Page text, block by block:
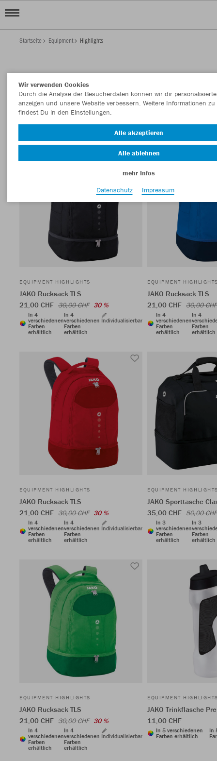
Startseite Equipment Highlights
EQUIPMENT HIGHLIGHTS
Filter anzeigen Sortieren nach
Accessiores
EQUIPMENT HIGHLIGHTS
JAKO Rucksack TLS
21,00 CHF 30,00 CHF 30 %
In 4
verschiedenen
Farben
erhältlich
In 4
verschiedenen
Farben
erhältlich
Individualisierbar
EQUIPMENT
JAKO Rucksack TLS
21,00 CHF 30,00 CHF
In 4
verschiedenen
Farben
erhältlich
In 4
Farben
erhältlich
EQUIPMENT HIGHLIGHTS
JAKO Rucksack TLS
21,00 CHF 30,00 CHF 30 %
In 4
verschiedenen
Farben
erhältlich
In 4
verschiedenen
Farben
erhältlich
Individualisierbar
EQUIPMENT
JAKO Sporttasche
35,00 CHF 50,00 CHF
In 3
verschiedenen
Farben
erhältlich
In 3
Farben
erhältlich
EQUIPMENT HIGHLIGHTS
JAKO Rucksack TLS
21,00 CHF 30,00 CHF 30 %
In 4
verschiedenen
Farben
erhältlich
In 4
verschiedenen
Farben
erhältlich
Individualisierbar
EQUIPMENT
JAKO Trinkflasche
11,00 CHF
In 5 verschiedenen
Farben erhältlich
In
Wir verwenden Cookies
Durch die Analyse der Besucherdaten können wir dir
anzeigen und unsere Website verbessern. Weitere Informationen zu
findest Du in den Einstellungen.
Alle akzeptieren
Alle ablehnen
mehr Infos
Datenschutz
Impressum